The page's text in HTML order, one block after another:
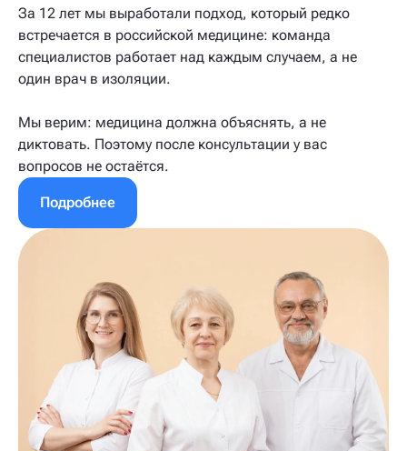
За 12 лет мы выработали подход, который редко
встречается в российской медицине: команда
специалистов работает над каждым случаем, а не
один врач в изоляции.
Мы верим: медицина должна объяснять, а не
диктовать. Поэтому после консультации у вас
вопросов не остаётся.
Подробнее